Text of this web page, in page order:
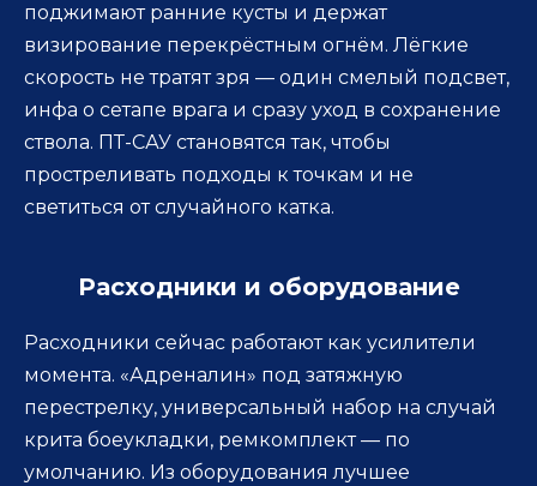
поджимают ранние кусты и держат
визирование перекрёстным огнём. Лёгкие
скорость не тратят зря — один смелый подсвет,
инфа о сетапе врага и сразу уход в сохранение
ствола. ПТ-САУ становятся так, чтобы
простреливать подходы к точкам и не
светиться от случайного катка.
Расходники и оборудование
Расходники сейчас работают как усилители
момента. «Адреналин» под затяжную
перестрелку, универсальный набор на случай
крита боеукладки, ремкомплект — по
умолчанию. Из оборудования лучшее